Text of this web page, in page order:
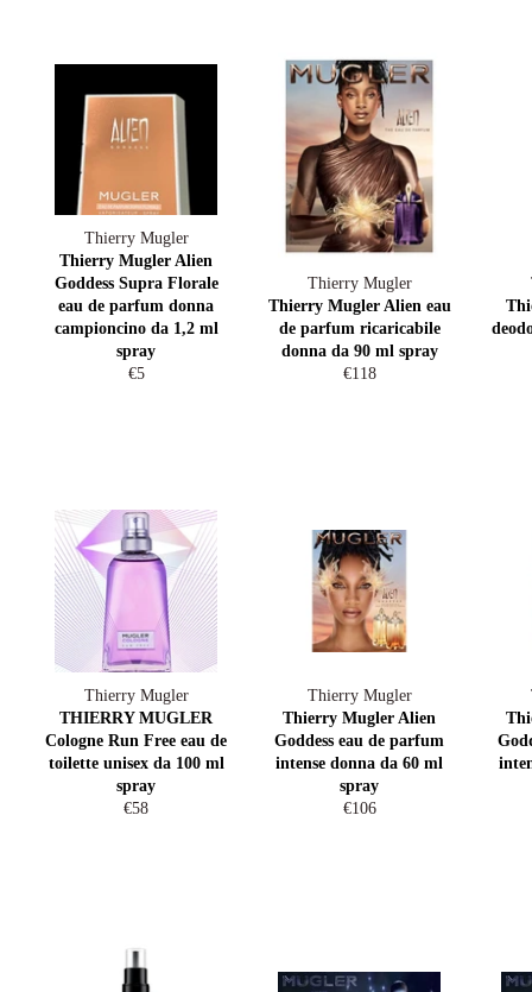
Thierry Mugler
Thierry Mugler Alien
Goddess Supra Florale
eau de parfum donna
campioncino da 1,2 ml
spray
Prezzo
€5
Thierry Mugler
Thierry Mugler Alien eau
de parfum ricaricabile
donna da 90 ml spray
Prezzo
€118
Thierry Mugler
THIERRY MUGLER
Cologne Run Free eau de
toilette unisex da 100 ml
spray
Prezzo
€58
Thierry Mugler
Thierry Mugler Alien
Goddess eau de parfum
intense donna da 60 ml
spray
Prezzo
€106